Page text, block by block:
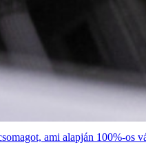
ami alapján 100%-os